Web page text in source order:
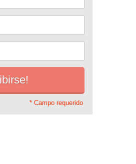
* Campo requerido